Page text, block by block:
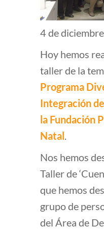
4 de
Hoy hemos
taller de la
Programa
Integración
la Fundación
Natal
Nos hemos
Taller de
que hemos
grupo de
del Área de